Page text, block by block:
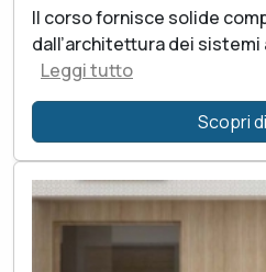
Il corso fornisce solide
dall’architettura dei sistemi
Leggi tutto
Scopri